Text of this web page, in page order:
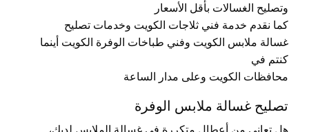
وتصليح الغسالات بأقل الأسعار
كما نقدم خدمة فني ثلاجات الكويت وخدمات تصليح
غسالة ملابس الكويت وفني طباخات الوفرة الكويت أينما
كنتم في
محافظات الكويت وعلى مدار الساعة
تصليح غسالة ملابس الوفرة
هل تعاني من أعطال متكررة في غسالة الملابس لديك،